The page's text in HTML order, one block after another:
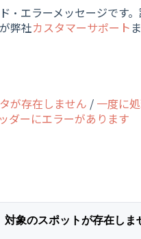
・エラーメッセージです
弊社カスタマーサポート
が存在しません / 一度に
ダーにエラーがあります
象のスポットが存在しま